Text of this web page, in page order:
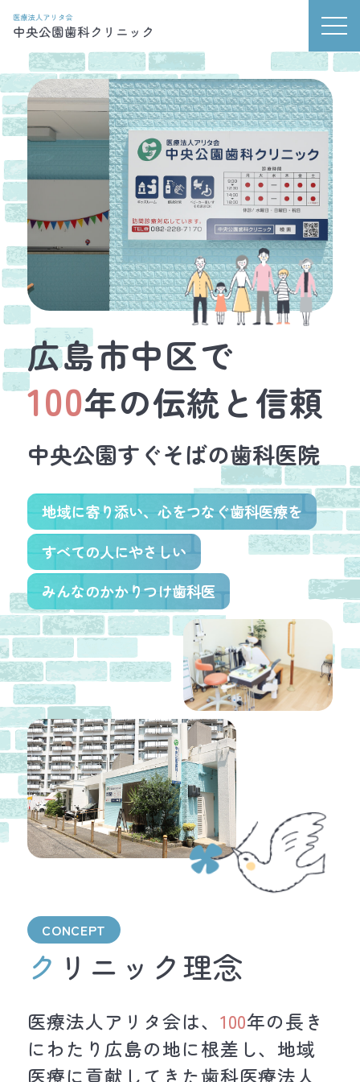
広島市中区で
100年の伝統と信頼
中央公園すぐそばの歯科医院
地域に寄り添い、心をつなぐ歯科医療を
すべての人にやさしい
みんなのかかりつけ歯科医
CONCEPT
クリニック理念
医療法人アリタ会は、 100年の長き
にわたり広島の地に根差し、 地域
医療に貢献してきた歯科医療法人